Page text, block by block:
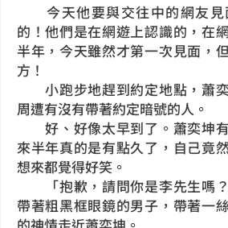
今天他要與交往中的網友見
的！他們是在網遊上認識的，在
半年，今天雖然才第一次見面，
方！
小跑步地趕到約定地點，蕭
周遭有沒有帶著約定暗號的人。
好、好像太早到了。蕭奕坤
來半年真的是有點久了，自己竟
想來都覺得好笑。
「抱歉，請問你是李先生嗎
帶著粗黑框眼鏡的男子，帶著一